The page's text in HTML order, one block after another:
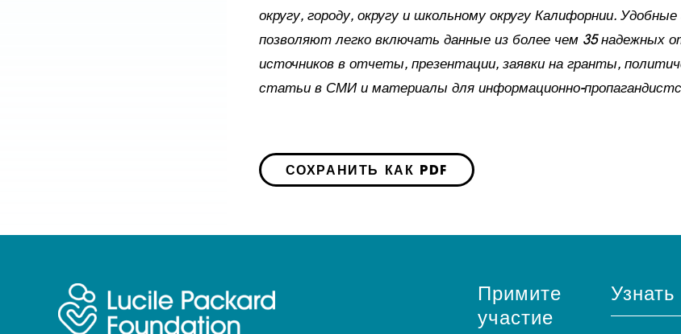
округу, городу, округу и школьному округу Калифорнии.
позволяют легко включать данные из более чем 35 надежных
источников в отчеты, презентации, заявки на гранты,
статьи в СМИ и материалы для информационно-
СОХРАНИТЬ КАК PDF
Примите
участие